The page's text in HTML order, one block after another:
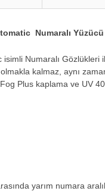
Numaralı
isimli Numaralı
kalmaz, aynı
Plus kaplama ve UV
yarım numara